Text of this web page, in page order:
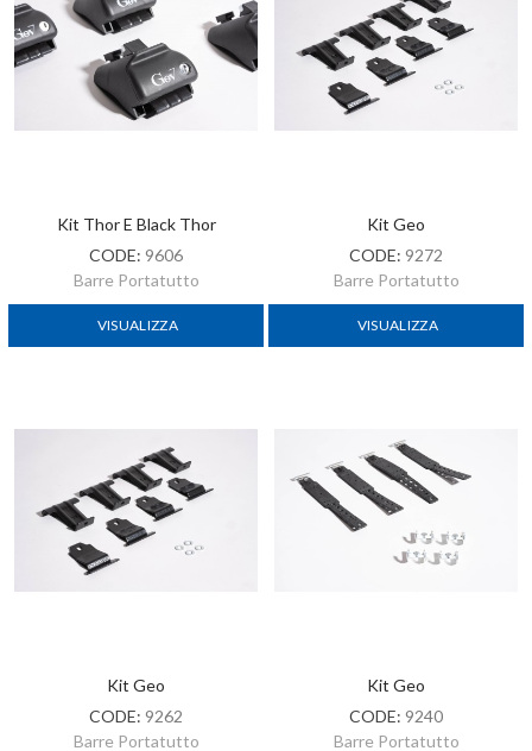
Kit Thor E Black Thor
CODE: 9606
Barre Portatutto
VISUALIZZA
Kit Geo
CODE: 9272
Barre Portatutto
VISUALIZZA
Kit Geo
CODE: 9262
Barre Portatutto
Kit Geo
CODE: 9240
Barre Portatutto